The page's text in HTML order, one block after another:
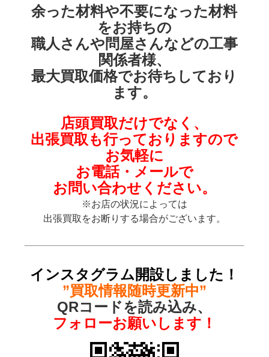
余った材料や不要になった材料
をお持ちの
職人さんや問屋さんなどの工事
関係者様、
最大買取価格でお待ちしており
ます。
店頭買取だけでなく、
出張買取も行っておりますので
お気軽に
お電話・メールで
お問い合わせください。
※お店の状況によっては
出張買取をお断りする場合がございます。
インスタグラム開設しました！
”買取情報随時更新中”
QRコードを読み込み、
フォローお願いします！